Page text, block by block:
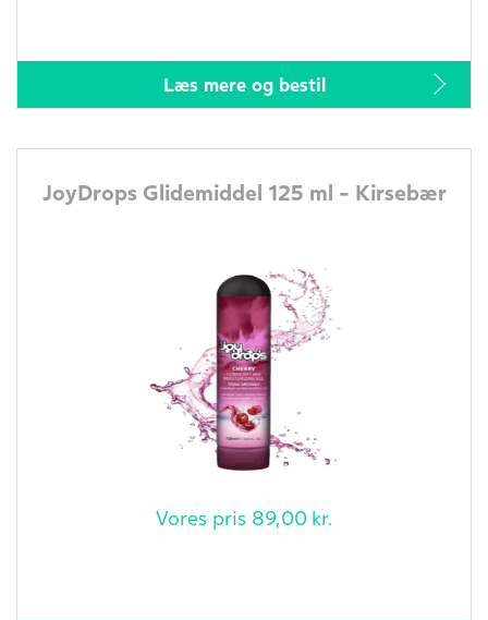
Læs mere og bestil
JoyDrops Glidemiddel 125 ml - Kirsebær
Vores pris 89,00 kr.